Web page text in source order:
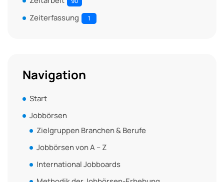
Zeiterfassung 1
Navigation
Start
Jobbörsen
Zielgruppen Branchen & Berufe
Jobbörsen von A – Z
International Jobboards